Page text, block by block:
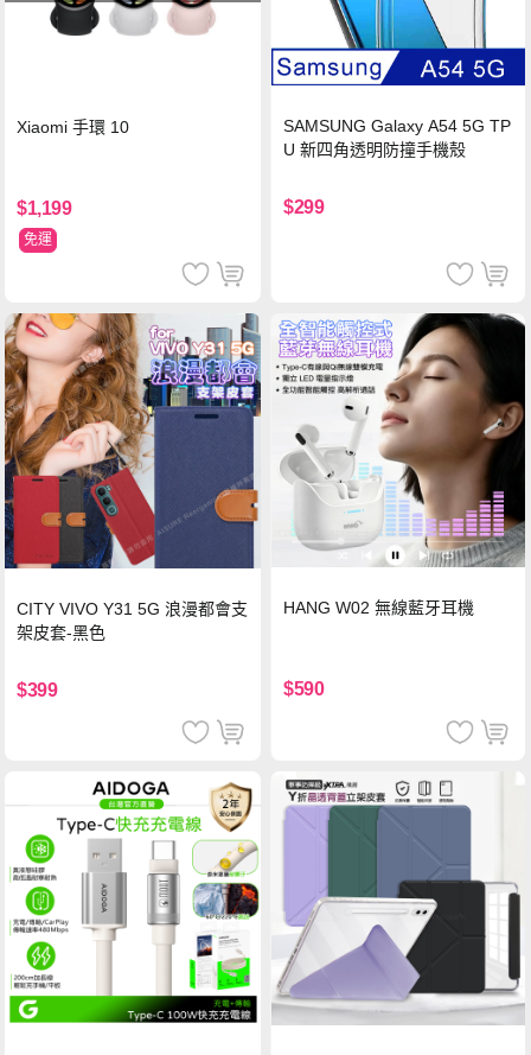
Xiaomi 手環 10
$1,199
免運
SAMSUNG Galaxy A54 5G TP
U 新四角透明防撞手機殼
$299
CITY VIVO Y31 5G 浪漫都會支
架皮套-黑色
$399
HANG W02 無線藍牙耳機
$590